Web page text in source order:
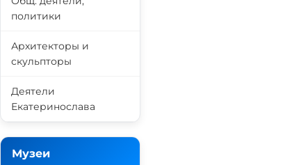
политики
Архитекторы и
скульпторы
Деятели
Екатеринослава
Музеи